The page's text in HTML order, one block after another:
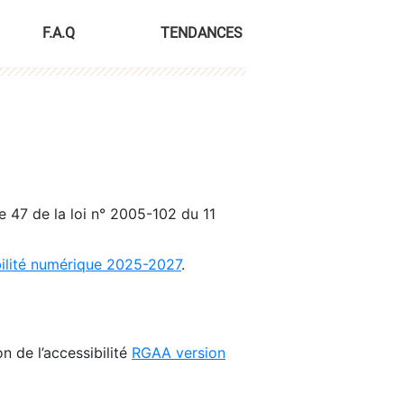
F.A.Q TENDANCES
47 de la loi n° 2005-102 du 11
numérique 2025-2027.
de l’accessibilité RGAA version